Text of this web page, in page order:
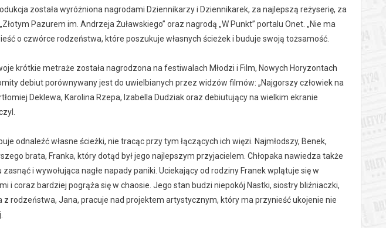
została wyróżniona nagrodami Dziennikarzy i Dziennikarek, za najlepszą reżyserię, za
Pazurem im. Andrzeja Żuławskiego” oraz nagrodą „W Punkt” portalu Onet. „Nie ma
o czwórce rodzeństwa, które poszukuje własnych ścieżek i buduje swoją tożsamość.
krótkie metraże została nagrodzona na festiwalach Młodzi i Film, Nowych Horyzontach
debiut porównywany jest do uwielbianych przez widzów filmów: „Najgorszy człowiek na
Deklewa, Karolina Rzepa, Izabella Dudziak oraz debiutujący na wielkim ekranie
odnaleźć własne ścieżki, nie tracąc przy tym łączących ich więzi. Najmłodszy, Benek,
brata, Franka, który dotąd był jego najlepszym przyjacielem. Chłopaka nawiedza także
i wywołująca nagłe napady paniki. Uciekający od rodziny Franek wplątuje się w
i coraz bardziej pogrąża się w chaosie. Jego stan budzi niepokój Nastki, siostry bliźniaczki,
z rodzeństwa, Jana, pracuje nad projektem artystycznym, który ma przynieść ukojenie nie